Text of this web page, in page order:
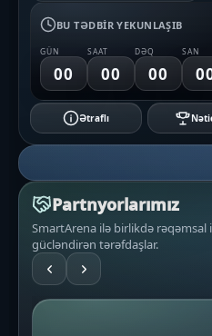
BU TƏDBIR YEKUNLAŞIB
GÜN
00
SAAT
00
DƏQ
00
SAN
Ətraflı
Partnyorlarımız
SmartArena ilə birlikdə
gücləndirən tərəfdaşlar.